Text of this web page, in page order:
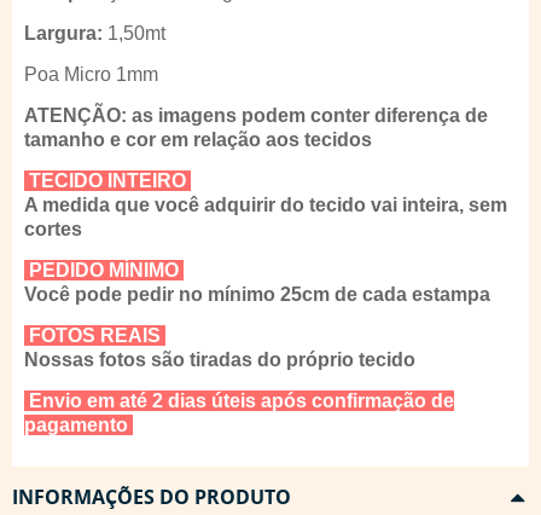
Largura: 1,50mt
Poa Micro 1mm
ATENÇÃO: as imagens podem conter diferença de
tamanho e cor em relação aos tecidos
TECIDO INTEIRO
A medida que você adquirir do tecido vai inteira, sem
cortes
PEDIDO MÍNIMO
Você pode pedir no mínimo 25cm de cada estampa
FOTOS REAIS
Nossas fotos são tiradas do próprio tecido
Envio em até 2 dias úteis após confirmação de
pagamento
INFORMAÇÕES DO PRODUTO